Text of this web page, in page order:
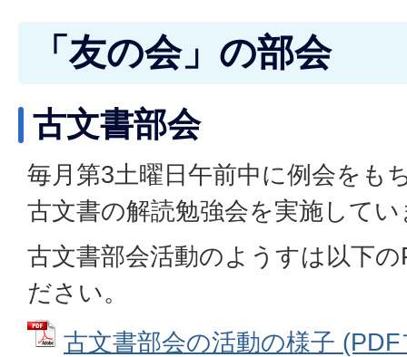
「友の会」の部会
古文書部会
毎月第3土曜日午前中に例会をも
古文書の解読勉強会を実施して
古文書部会活動のようすは以下
ださい。
古文書部会の活動の様子